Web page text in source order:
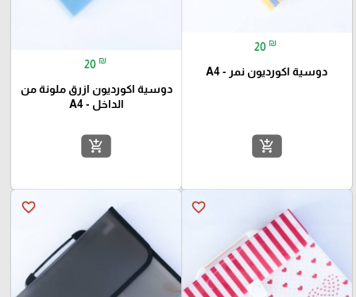
20 ₪
دوسية اكورديون نمر - A4
add_shopping_cart
20 ₪
دوسية اكورديون ازرق ملونة من
الداخل - A4
add_shopping_cart
favorite_border
favorite_border